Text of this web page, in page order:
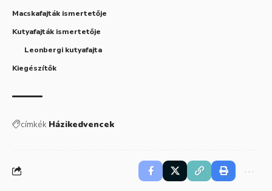
Macskafajták ismertetője
Kutyafajták ismertetője
Leonbergi kutyafajta
Kiegészítők
címkék Házikedvencek